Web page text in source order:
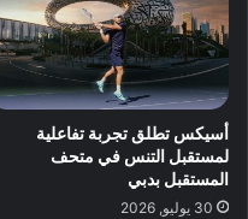
أسيكس تطلق تجربة تفاعلية
لمستقبل التنس في متحف
المستقبل بدبي
30 يوليو, 2026